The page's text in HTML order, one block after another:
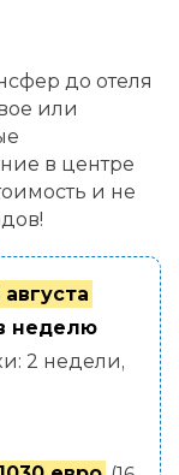
до отеля
или
в центре
и не
неделю
2 недели,